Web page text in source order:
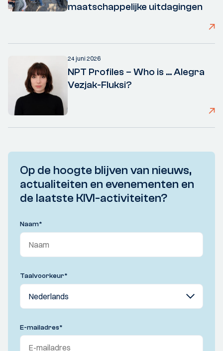
maatschappelijke uitdagingen
24 juni 2026
NPT Profiles – Who is ... Alegra
Vezjak-Fluksi?
Op de hoogte blijven van nieuws,
actualiteiten en evenementen en
de laatste KIVI-activiteiten?
Naam*
Taalvoorkeur*
E-mailadres*